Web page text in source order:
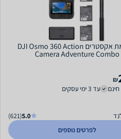
מצלמת אקסטרים DJI Osmo 360 Action
Camera Adventure Combo
₪
עד 3 ימי עסקים
5.0
(621)
לפרטים נוספים